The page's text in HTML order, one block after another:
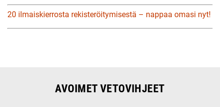
20 ilmaiskierrosta rekisteröitymisestä – nappaa omasi nyt!
AVOIMET VETOVIHJEET